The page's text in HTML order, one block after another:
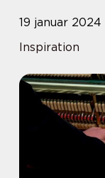
19 januar 2024
Inspiration